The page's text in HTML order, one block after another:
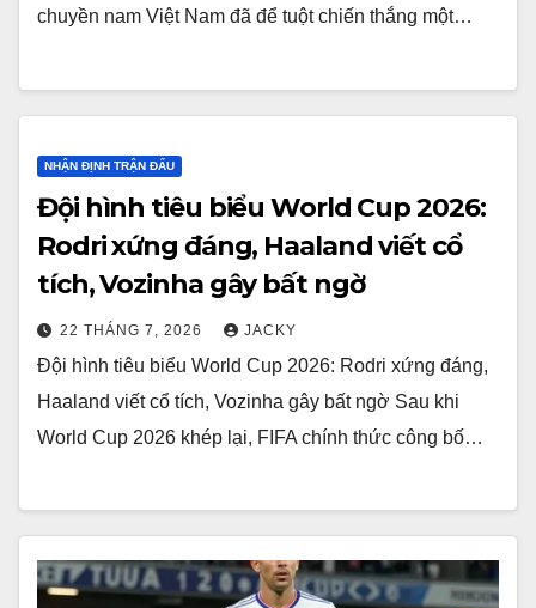
chuyền nam Việt Nam đã để tuột chiến thắng một…
NHẬN ĐỊNH TRẬN ĐẤU
Đội hình tiêu biểu World Cup 2026:
Rodri xứng đáng, Haaland viết cổ
tích, Vozinha gây bất ngờ
22 THÁNG 7, 2026 JACKY
Đội hình tiêu biểu World Cup 2026: Rodri xứng đáng,
Haaland viết cổ tích, Vozinha gây bất ngờ Sau khi
World Cup 2026 khép lại, FIFA chính thức công bố…